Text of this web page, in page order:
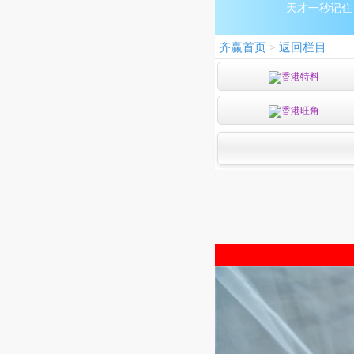
天才一秒记
齐赢首页 > 返回栏目
香港特料
香港旺角